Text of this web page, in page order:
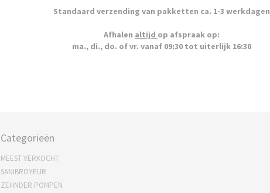
Standaard verzending van pakketten ca. 1-3 werkdagen
Afhalen altijd op afspraak op:
ma., di., do. of vr. vanaf 09:30 tot uiterlijk 16:30
Categorieën
MEEST VERKOCHT
SANIBROYEUR
ZEHNDER POMPEN